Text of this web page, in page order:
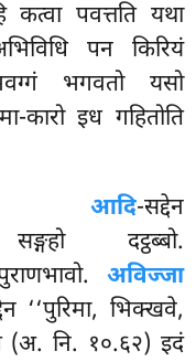
कत्वा पवत्तति यथा
पन किरियं
भगवतो यसो
कारो इध गहितोति
आदि-सद्देन
सङ्गहो दट्ठब्बो.
अविज्जा
‘‘पुरिमा, भिक्खवे,
(अ. नि. १०.६२) इदं